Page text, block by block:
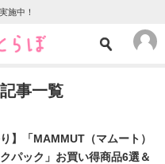
施中！
ース
事一覧
】「MAMMUT（マムート）
パック」お買い得商品6選＆